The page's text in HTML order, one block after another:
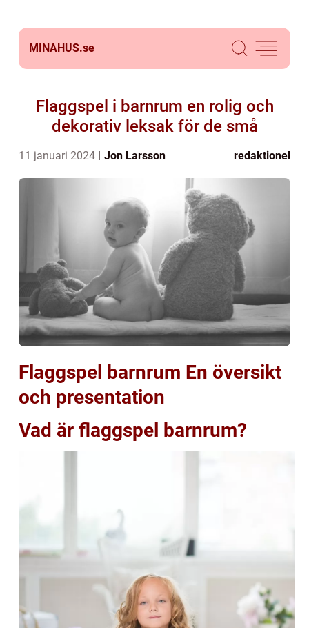
MINAHUS.se
Flaggspel i barnrum en rolig och
dekorativ leksak för de små
11 januari 2024 Jon Larsson redaktionel
Flaggspel barnrum En översikt
och presentation
Vad är flaggspel barnrum?